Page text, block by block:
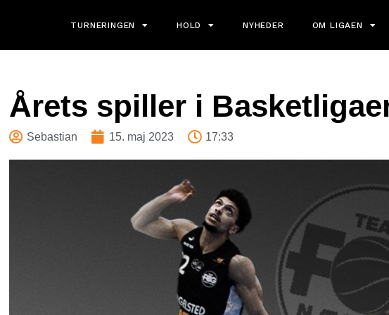
TURNERINGEN HOLD NYHEDER OM LIGAEN
Årets spiller i
Sebastian 15. maj 2023 17:33